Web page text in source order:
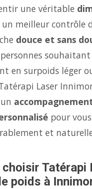
une véritable
meilleur contrôle
douce et sans
en surpoids léger
Laser
pour
et
Tatérapi
poids à